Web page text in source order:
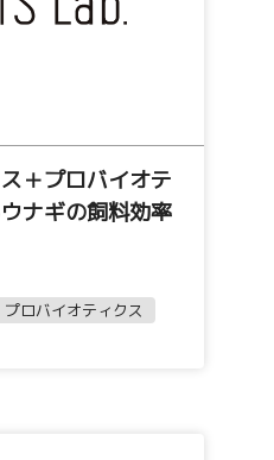
＋プロバイオテ
ナギの飼料効率
プロバイオティクス